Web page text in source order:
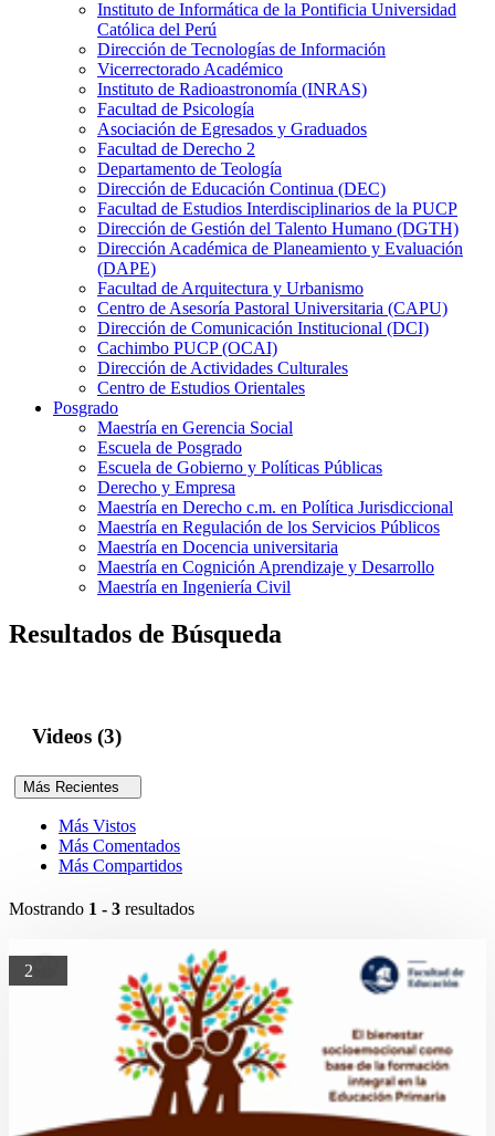
Instituto de Informática de la Pontificia Universidad
Católica del Perú
Dirección de Tecnologías de Información
Vicerrectorado Académico
Instituto de Radioastronomía (INRAS)
Facultad de Psicología
Asociación de Egresados y Graduados
Facultad de Derecho 2
Departamento de Teología
Dirección de Educación Continua (DEC)
Facultad de Estudios Interdisciplinarios de la PUCP
Dirección de Gestión del Talento Humano (DGTH)
Dirección Académica de Planeamiento y Evaluación
(DAPE)
Facultad de Arquitectura y Urbanismo
Centro de Asesoría Pastoral Universitaria (CAPU)
Dirección de Comunicación Institucional (DCI)
Cachimbo PUCP (OCAI)
Dirección de Actividades Culturales
Centro de Estudios Orientales
Posgrado
Maestría en Gerencia Social
Escuela de Posgrado
Escuela de Gobierno y Políticas Públicas
Derecho y Empresa
Maestría en Derecho c.m. en Política Jurisdiccional
Maestría en Regulación de los Servicios Públicos
Maestría en Docencia universitaria
Maestría en Cognición Aprendizaje y Desarrollo
Maestría en Ingeniería Civil
Resultados de Búsqueda
Videos (3)
Más Recientes
Más Vistos
Más Comentados
Más Compartidos
Mostrando 1 - 3 resultados
2